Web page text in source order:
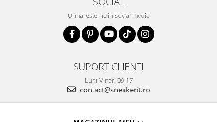
Urmareste-ne in social media
SUPORT CLIENTI
Luni-Vineri 09-17
contact@sneakerit.ro